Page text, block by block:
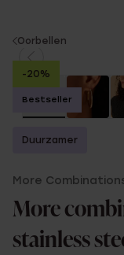
You
are
here:
Oorbellen
-20%
Bestseller
Duurzamer
More
More
stainless